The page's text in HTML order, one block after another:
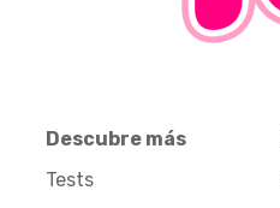
Descubre más
Tests